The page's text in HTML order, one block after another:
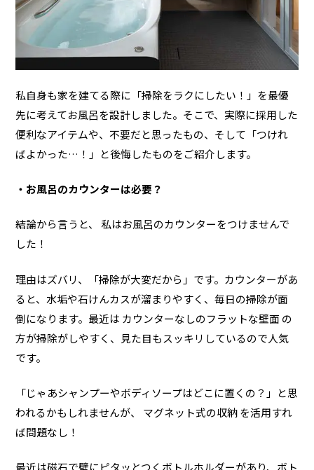
私自身も家を建てる際に「掃除をラクにしたい！」を最優
先に考えてお風呂を設計しました。そこで、実際に採用した
便利なアイテムや、不要だと思ったもの、そして「つけれ
ばよかった…！」と後悔したものをご紹介します。
・お風呂のカウンターは必要？
結論から言うと、 私はお風呂のカウンターをつけませんで
した！
理由はズバリ、「掃除が大変だから」です。カウンターがあ
ると、水垢や石けんカスが溜まりやすく、毎日の掃除が面
倒になります。最近は カウンターなしのフラットな壁面 の
方が掃除がしやすく、見た目もスッキリしているので人気
です。
「じゃあシャンプーやボディソープはどこに置くの？」と思
われるかもしれませんが、 マグネット式の収納 を活用すれ
ば問題なし！
最近は磁石で壁にピタッとつくボトルホルダーがあり、ボト